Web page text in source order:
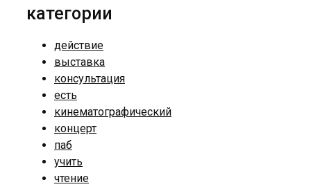
категории
действие
выставка
консультация
есть
кинематографический
концерт
паб
учить
чтение